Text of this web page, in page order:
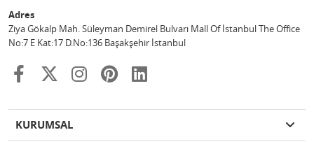
Adres
Ziya Gökalp Mah. Süleyman Demirel Bulvarı Mall Of İstanbul The Office
No:7 E Kat:17 D.No:136 Başakşehir İstanbul
KURUMSAL